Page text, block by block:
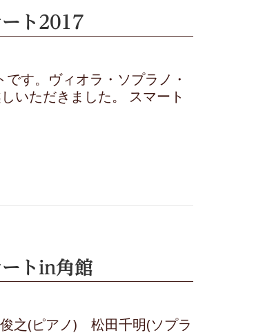
ート2017
す。ヴィオラ・ソプラノ・
いただきました。 スマート
ートin角館
之(ピアノ) 松田千明(ソプラ